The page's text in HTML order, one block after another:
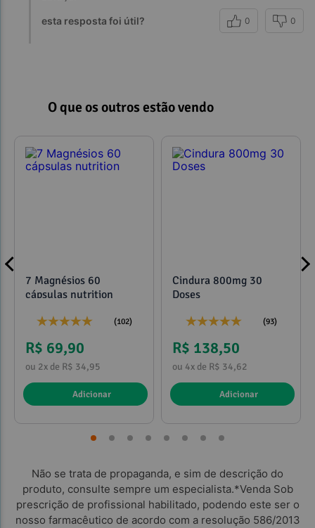
esta resposta foi útil? 0 0
O que os outros estão vendo
7 Magnésios 60
cápsulas nutrition
(102)
R$ 69,90
ou 2x de R$ 34,95
Adicionar
Cindura 800mg 30
Doses
(93)
R$ 138,50
ou 4x de R$ 34,62
Adicionar
Não se trata de propaganda, e sim de descrição do
produto, consulte sempre um especialista.*Venda Sob
prescrição de profissional habilitado, podendo este ser o
nosso farmacêutico de acordo com a resolução 586/2013